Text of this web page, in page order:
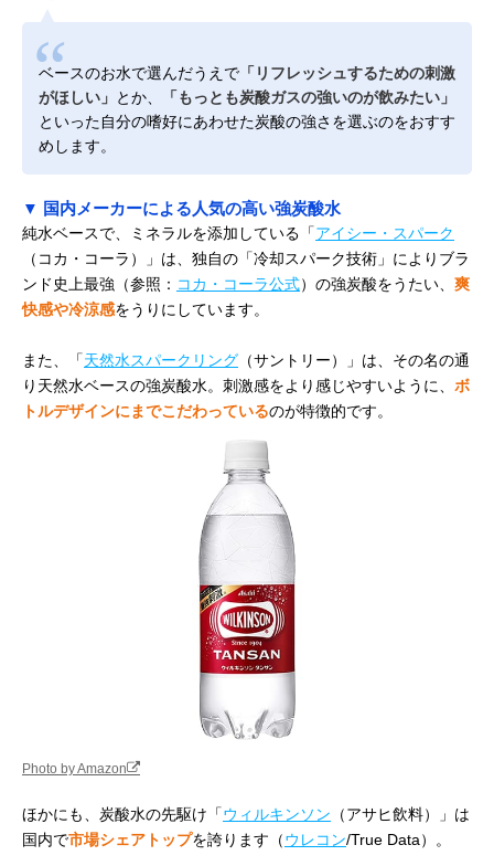
ベースのお水で選んだうえで 「リフレッシュするための刺激
がほしい」 とか、
「もっとも炭酸ガスの強いのが飲みたい」
といった自分の嗜好にあわせた炭酸の強さを選ぶのをおすす
めします。
▼ 国内メーカーによる人気の高い強炭酸水
純水ベースで、ミネラルを添加している「アイシー・スパーク
（コカ・コーラ）」は、独自の「冷却スパーク技術」によりブラ
ンド史上最強（参照： コカ・コーラ公式）の強炭酸をうたい、 爽
快感や冷涼感をうりにしています。
また、「天然水スパークリング （サントリー）」は、その名の通
り天然水ベースの強炭酸水。刺激感をより感じやすいように、 ボ
トルデザインにまでこだわっているのが特徴的です。
Photo by Amazon
ほかにも、炭酸水の先駆け「ウィルキンソン （アサヒ飲料）」は
国内で市場シェアトップを誇ります（ウレコン/True Data）。